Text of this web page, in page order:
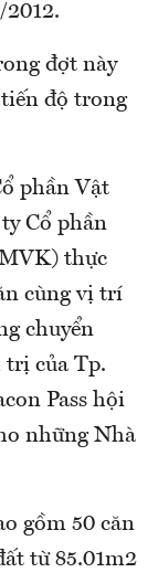
đợt này
độ trong
phần Vật
Cổ phần
thực
cùng vị trí
chuyển
trị của Tp.
Pass hội
những Nhà
gồm 50 căn
từ 85.01m2